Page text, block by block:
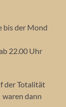
bis der Mond
22.00 Uhr
der Totalität
dann